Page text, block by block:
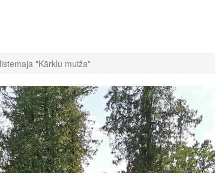
"Kārklu muiža"